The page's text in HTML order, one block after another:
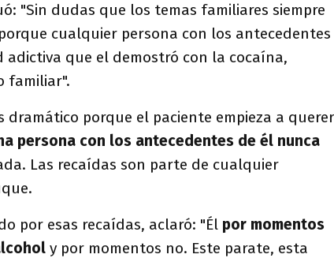
"Sin dudas que los temas familiares siempre
cualquier persona con los antecedentes
adictiva que el demostró con la cocaína,
familiar".
dramático porque el paciente empieza a querer
persona con los antecedentes de él nunca
Las recaídas son parte de cualquier
por esas recaídas, aclaró: "Él por momentos
y por momentos no. Este parate, esta